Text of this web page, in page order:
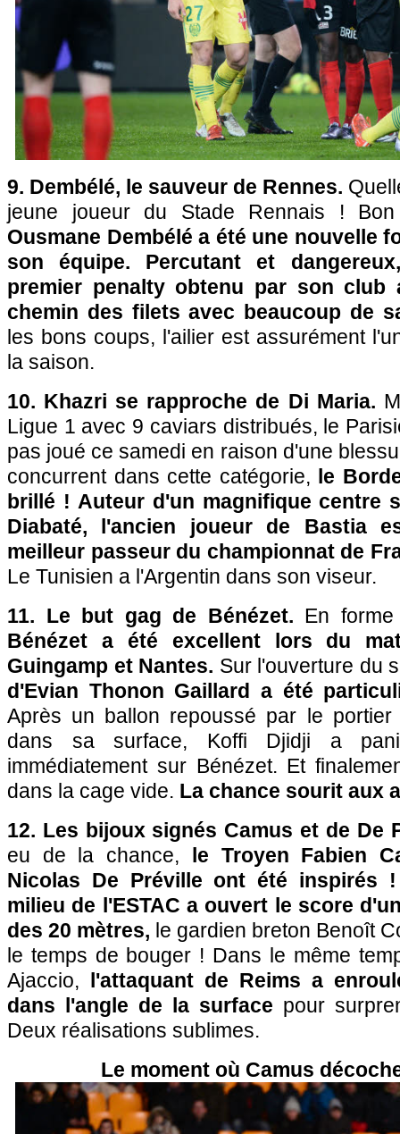
9. Dembélé, le sauveur de Rennes.
jeune joueur du Stade Rennais !
Ousmane Dembélé a été une nouvelle
son équipe. Percutant et
premier penalty obtenu par son club
chemin des filets avec beaucoup de
les bons coups, l'ailier est assurément
la saison.
10. Khazri se rapproche de Di Maria.
Ligue 1 avec 9 caviars distribués, le
pas joué ce samedi en raison d'une
concurrent dans cette catégorie, le
brillé ! Auteur d'un magnifique centre
Diabaté, l'ancien joueur de Bastia
meilleur passeur du championnat de
Le Tunisien a l'Argentin dans son viseur.
11. Le but gag de Bénézet. En
Bénézet a été excellent lors du
Guingamp et Nantes. Sur l'ouverture du
d'Evian Thonon Gaillard a été
Après un ballon repoussé par le
dans sa surface, Koffi Djidji a
immédiatement sur Bénézet. Et
dans la cage vide. La chance sourit aux
12. Les bijoux signés Camus et de De
eu de la chance, le Troyen Fabien
Nicolas De Préville ont été inspirés
milieu de l'ESTAC a ouvert le score
des 20 mètres, le gardien breton Benoît
le temps de bouger ! Dans le même
Ajaccio, l'attaquant de Reims a
dans l'angle de la surface pour
Deux réalisations sublimes.
Le moment où Camus